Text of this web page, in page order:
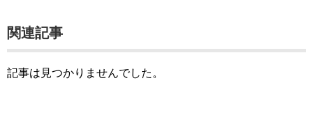
関連記事
記事は見つかりませんでした。